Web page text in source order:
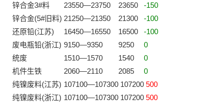
锌合金3#料
23550—23750 23650
-150
锌合金(5#旧料) 21250—21350 21300
-100
还原铅(江苏)
16450—16550 16500
-100
废电瓶铅(浙江) 9150—9350 9250
0
统废
1510—1570 1540
0
机件生铁
2060—2110 2085
0
纯镍废料(江苏) 107100—107300 107200 500
纯镍废料(浙江) 107100—107300 107200 500